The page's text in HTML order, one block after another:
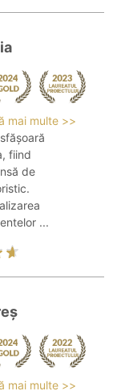
mai multe >>
fiind
de
...
mai multe >>